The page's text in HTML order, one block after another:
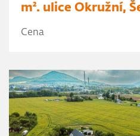
m². ulice Okružní,
Cena